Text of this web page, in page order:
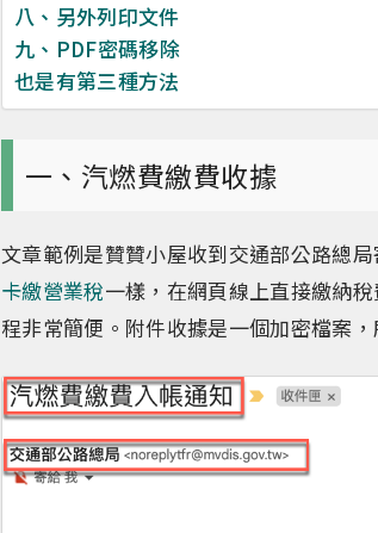
八、另外列印文件
九、PDF密碼移除
也是有第三種方法
一、汽燃費繳費收據
文章範例是贊贊小屋收到交通部公路總
卡繳營業稅一樣，在網頁線上直接繳納
程非常簡便。附件收據是一個加密檔案